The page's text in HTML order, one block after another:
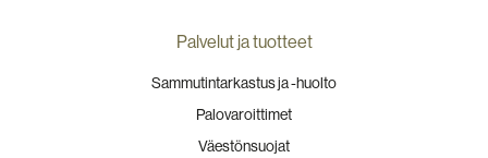
Palvelut ja tuotteet
Sammutintarkastus ja -huolto
Palovaroittimet
Väestönsuojat